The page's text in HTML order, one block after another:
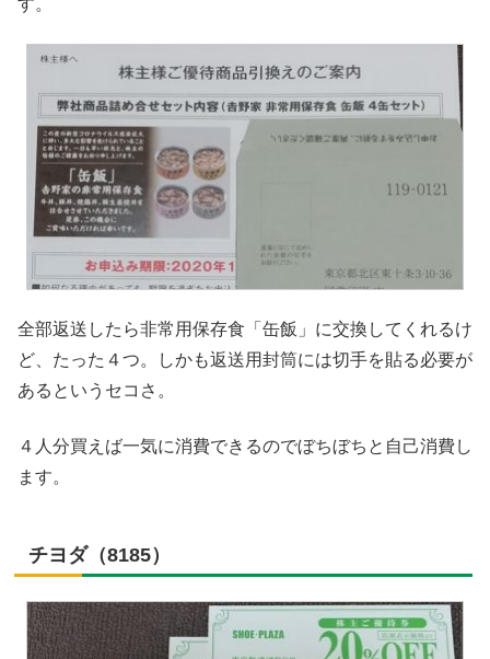
全部返送したら非常用保存食「缶飯」に交換してくれるけ
ど、たった４つ。しかも返送用封筒には切手を貼る必要が
あるというセコさ。
４人分買えば一気に消費できるのでぼちぼちと自己消費し
ます。
チヨダ（8185）